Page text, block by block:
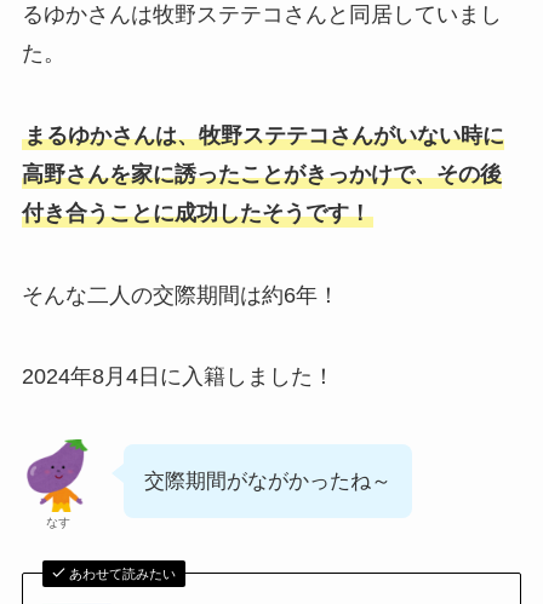
るゆかさんは牧野ステテコさんと同居していまし
た。
まるゆかさんは、牧野ステテコさんがいない時に
高野さんを家に誘ったことがきっかけで、その後
付き合うことに成功したそうです！
そんな二人の交際期間は約6年！
2024年8月4日に入籍しました！
なす
交際期間がながかったね～
あわせて読みたい